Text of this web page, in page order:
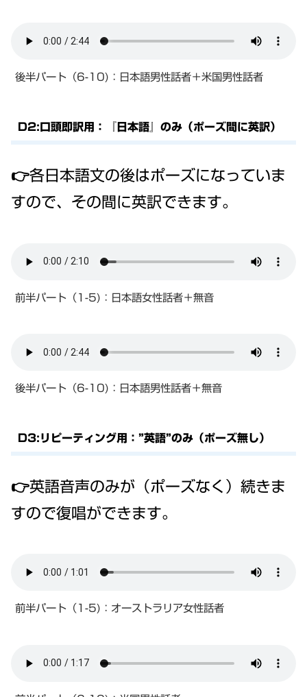
後半パート（6-10)：日本語男性話者＋米国男性話者
D2:口頭即訳用：『日本語』のみ（ポーズ間に英訳）
👉各日本語文の後はポーズになっていま
すので、その間に英訳できます。
前半パート（1-5)：日本語女性話者＋無音
後半パート（6-10)：日本語男性話者＋無音
D3:リピーティング用：”英語”のみ（ポーズ無し）
👉英語音声のみが（ポーズなく）続きま
すので復唱ができます。
前半パート（1-5)：オーストラリア女性話者